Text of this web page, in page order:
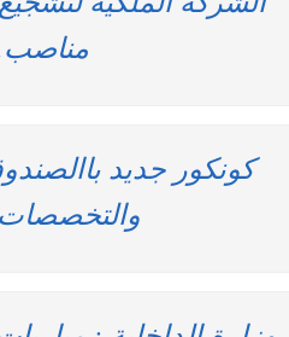
مناصب.
كونكور جديد
والتخصصات .